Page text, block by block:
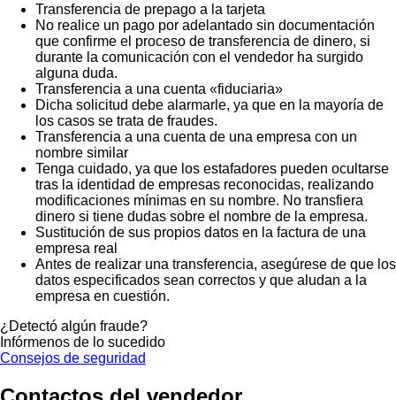
Transferencia de prepago a la tarjeta
No realice un pago por adelantado sin documentación
que confirme el proceso de transferencia de dinero, si
durante la comunicación con el vendedor ha surgido
alguna duda.
Transferencia a una cuenta «fiduciaria»
Dicha solicitud debe alarmarle, ya que en la mayoría de
los casos se trata de fraudes.
Transferencia a una cuenta de una empresa con un
nombre similar
Tenga cuidado, ya que los estafadores pueden ocultarse
tras la identidad de empresas reconocidas, realizando
modificaciones mínimas en su nombre. No transfiera
dinero si tiene dudas sobre el nombre de la empresa.
Sustitución de sus propios datos en la factura de una
empresa real
Antes de realizar una transferencia, asegúrese de que los
datos especificados sean correctos y que aludan a la
empresa en cuestión.
¿Detectó algún fraude?
Infórmenos de lo sucedido
Consejos de seguridad